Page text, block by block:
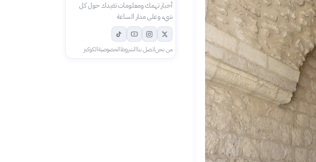
أخبار تهمك ومعلومات تفيدك حول كل
شيء وعلى مدار الساعة
من نحناتصل بناالشروطالخصوصيةالكوكيز